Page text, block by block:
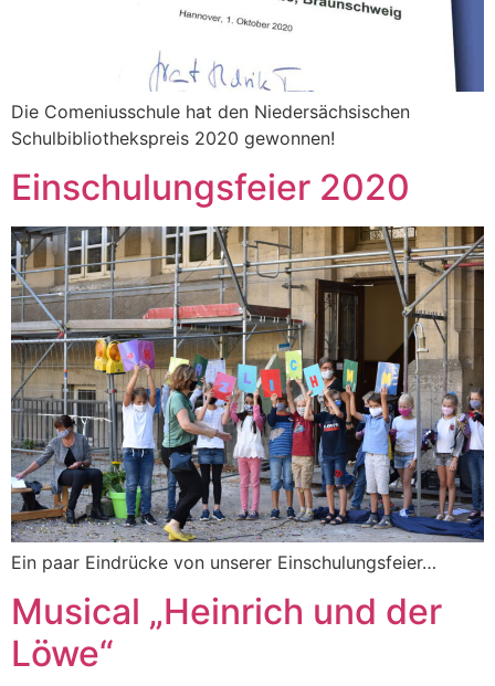
Die Comeniusschule hat den Niedersächsischen
Schulbibliothekspreis 2020 gewonnen!
Einschulungsfeier 2020
Ein paar Eindrücke von unserer Einschulungsfeier…
Musical „Heinrich und der
Löwe“